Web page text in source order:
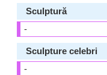
Sculptură
-
Sculpture celebri
-